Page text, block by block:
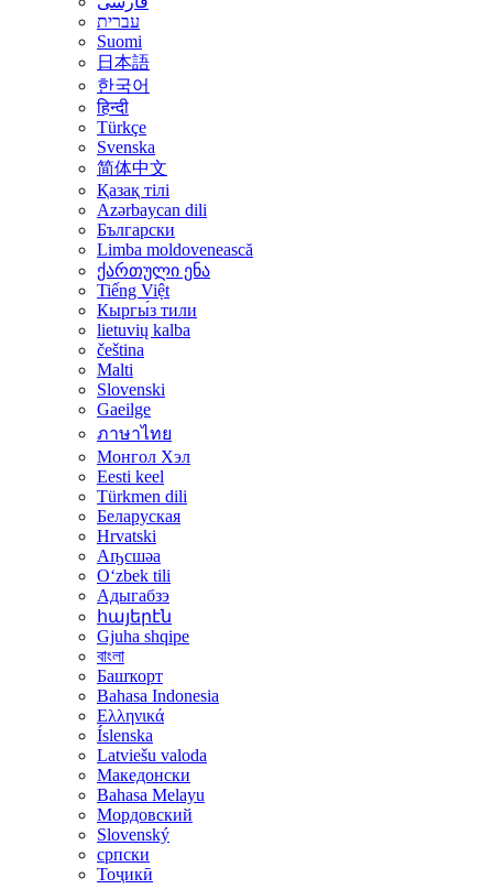
עברית
Suomi
日本語
한국어
हिन्दी
Türkçe
Svenska
简体中文
Қазақ тілі
Azərbaycan dili
Български
Limba moldovenească
ქართული ენა
Tiếng Việt
Кыргы́з тили
lietuvių kalba
čeština
Malti
Slovenski
Gaeilge
ภาษาไทย
Монгол Хэл
Eesti keel
Türkmen dili
Беларуская
Hrvatski
Аҧсшәа
Oʻzbek tili
Адыгабзэ
հայերէն
Gjuha shqipe
বাংলা
Башҡорт
Bahasa Indonesia
Ελληνικά
Íslenska
Latviešu valoda
Македонски
Bahasa Melayu
Мордовский
Slovenský
српски
Тоҷикӣ